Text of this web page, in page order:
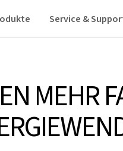
Service &
MEHR